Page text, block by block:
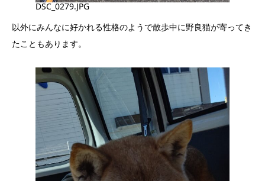
DSC_0279.JPG
以外にみんなに好かれる性格のようで散歩中に野良猫が寄ってき
たこともあります。